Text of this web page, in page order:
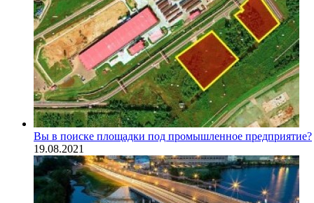
Вы в поиске площадки под промышленное предприятие?
19.08.2021